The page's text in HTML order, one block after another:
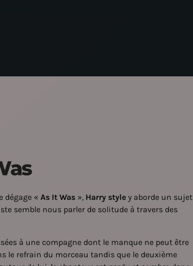
dégage « As It Was », Harry style y aborde un sujet
semble nous parler de solitude à travers des
à une compagne dont le manque ne peut être
le refrain du morceau tandis que le deuxième